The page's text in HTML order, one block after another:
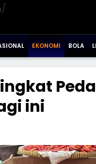
EKONOMI BOLA
ini